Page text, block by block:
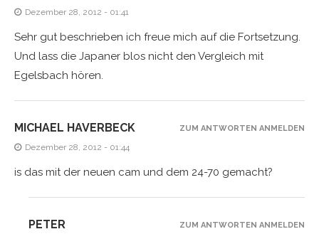
Dezember 28, 2012 - 01:41
Sehr gut beschrieben ich freue mich auf die Fortsetzung.
Und lass die Japaner blos nicht den Vergleich mit
Egelsbach hören.
MICHAEL HAVERBECK
Dezember 28, 2012 - 01:44
is das mit der neuen cam und dem 24-70 gemacht?
ZUM ANTWORTEN ANMELDEN
PETER ZUM ANTWORTEN ANMELDEN